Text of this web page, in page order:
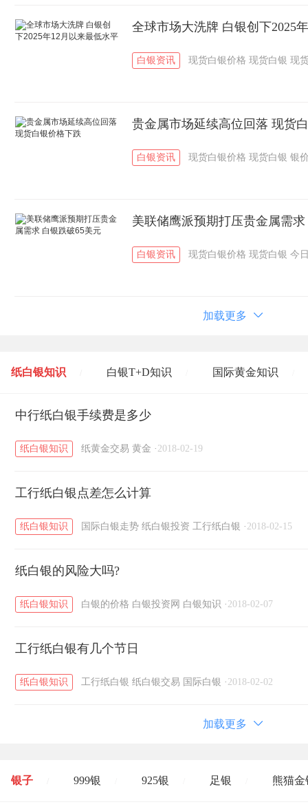
全球市场大洗牌 白银创下2025
白银资讯 现货白银价格 现货白银 现
贵金属市场延续高位回落 现货
白银资讯 现货白银价格 现货白银 银
美联储鹰派预期打压贵金属需
白银资讯 现货白银价格 现货白银 今
加载更多
纸白银知识 白银T+D知识 国际黄金知识
黄金T+D知识 / 粤贵银知识
中行纸白银手续费是多少
纸白银知识 纸黄金交易 黄金 · 2018-02-19
工行纸白银点差怎么计算
纸白银知识 国际白银走势 纸白银投资 工行纸白银 · 2018-02-15
纸白银的风险大吗?
纸白银知识 白银的价格 白银投资网 白银知识 · 2018-02-07
工行纸白银有几个节日
纸白银知识 工行纸白银 纸白银交易 国际白银 · 2018-02-02
加载更多
银子 999银 925银 足银 熊猫金